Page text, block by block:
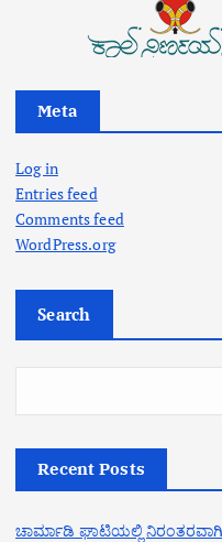
Meta
Log in
Entries feed
Comments feed
WordPress.org
Search
Recent Posts
ಚಾರ್ಮಾಡಿ ಘಾಟಿಯಲ್ಲಿ ನಿರಂತರವಾಗಿ